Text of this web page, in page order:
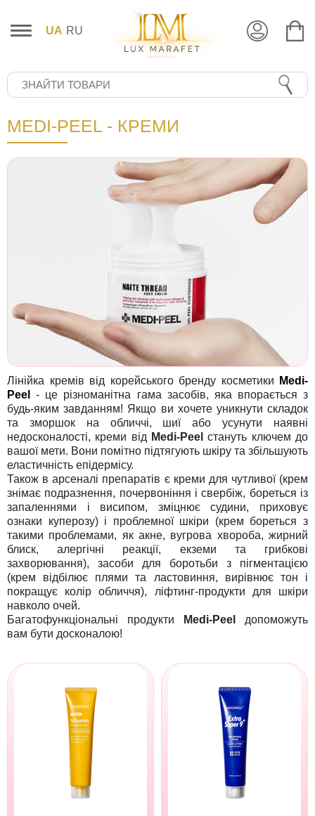
UA RU
MEDI-PEEL - КРЕМИ
Лінійка кремів від корейського бренду косметики
Medi-
Peel
- це різноманітна гама засобів, яка впорається з
будь-яким завданням! Якщо ви хочете уникнути складок
та зморшок на обличчі, шиї або усунути наявні
недосконалості, креми від Medi-Peel стануть ключем до
вашої мети. Вони помітно підтягують шкіру та збільшують
еластичність епідермісу.
Також в арсеналі препаратів є креми для чутливої (крем
знімає подразнення, почервоніння і свербіж, бореться із
запаленнями і висипом, зміцнює судини, приховує
ознаки куперозу) і проблемної шкіри (крем бореться з
такими проблемами, як акне, вугрова хвороба, жирний
блиск, алергічні реакції, екземи та грибкові
захворювання), засоби для боротьби з пігментацією
(крем відбілює плями та ластовиння, вирівнює тон і
покращує колір обличчя), ліфтинг-продукти для шкіри
навколо очей.
Багатофункціональні продукти
Medi-Peel
допоможуть
вам бути досконалою!